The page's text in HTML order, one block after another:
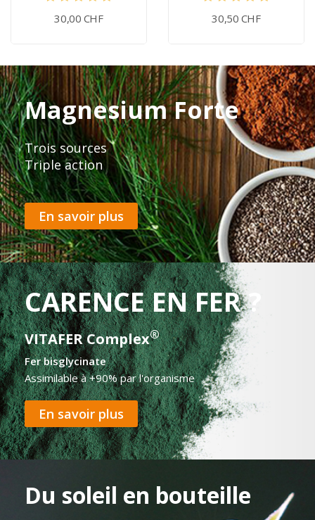
30,00 CHF 30,50 CHF
Magnesium Forte
Trois sources
Triple action
En savoir plus
CARENCE EN FER ?
VITAFER Complex®
Fer bisglycinate
Assimilable à +90% par l'organisme
En savoir plus
Du soleil en bouteille